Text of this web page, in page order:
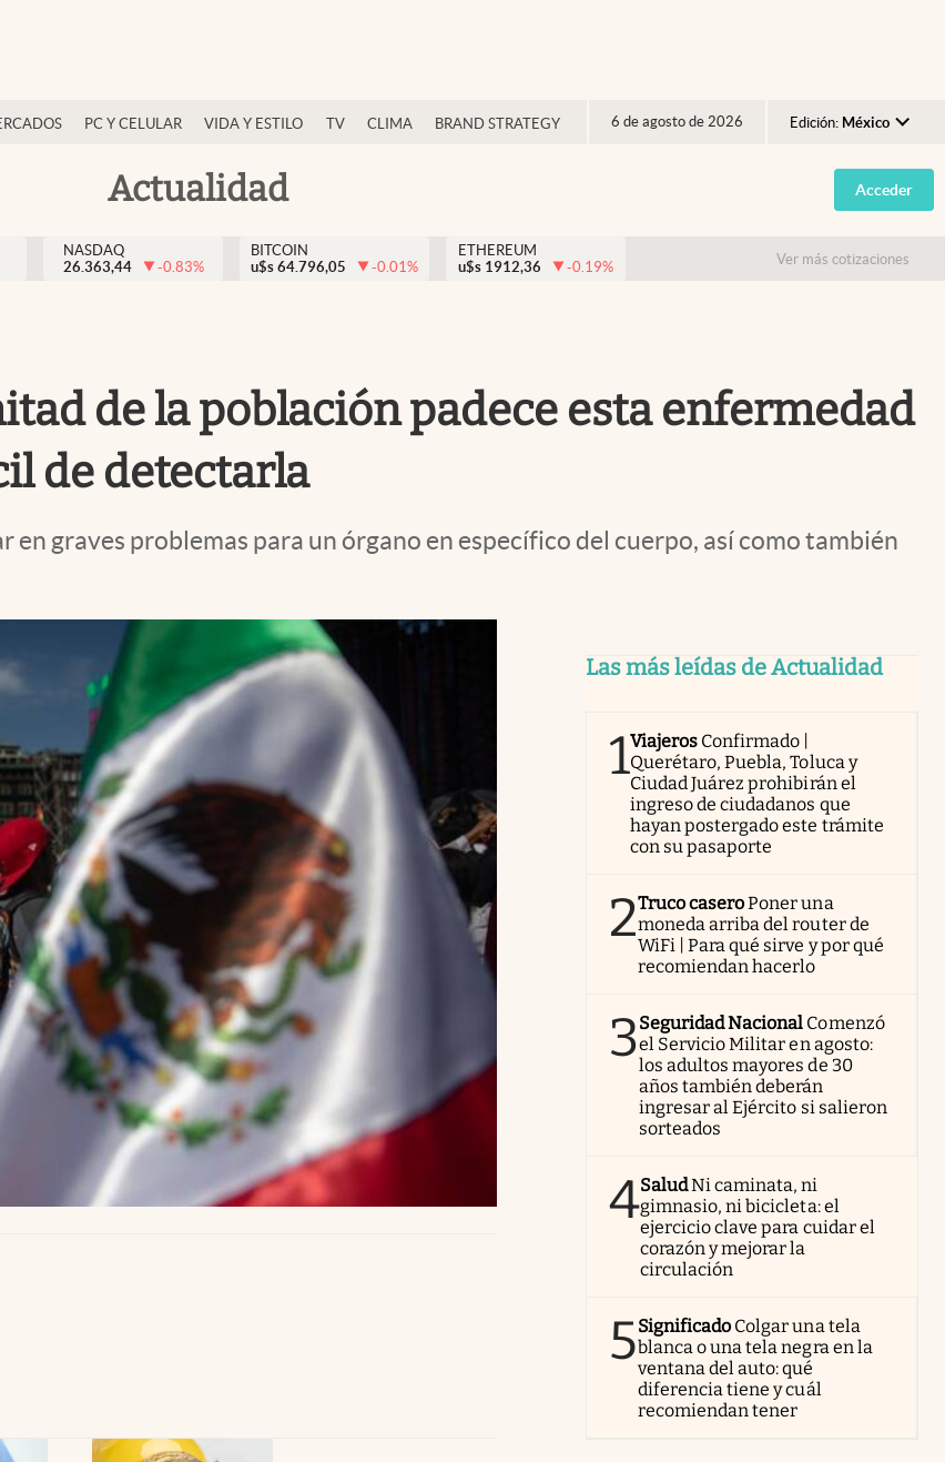
PC Y CELULAR VIDA Y ESTILO TV CLIMA BRAND STRATEGY 6 de agosto de 2026 Edición: México
Argentina
España
USA
Actualidad Acceder
NASDAQ
26.363,44
-0.83%
BITCOIN
u$s 64.796,05 -0.01%
ETHEREUM
u$s 1912,36 -0.19% Ver más cotizaciones
de la población padece esta enfermedad
de detectarla
graves problemas para un órgano en específico del cuerpo, así como también
Las más leídas de Actualidad
1Viajeros Confirmado |
Querétaro, Puebla, Toluca y
Ciudad Juárez prohibirán el
ingreso de ciudadanos que
hayan postergado este trámite
con su pasaporte
2Truco caseroPoner una
moneda arriba del router de
WiFi | Para qué sirve y por qué
recomiendan hacerlo
3Seguridad Nacional Comenzó
el Servicio Militar en agosto:
los adultos mayores de 30
años también deberán
ingresar al Ejército si salieron
sorteados
4SaludNi caminata, ni
gimnasio, ni bicicleta: el
ejercicio clave para cuidar el
corazón y mejorar la
circulación
5Significado Colgar una tela
blanca o una tela negra en la
ventana del auto: qué
diferencia tiene y cuál
recomiendan tener